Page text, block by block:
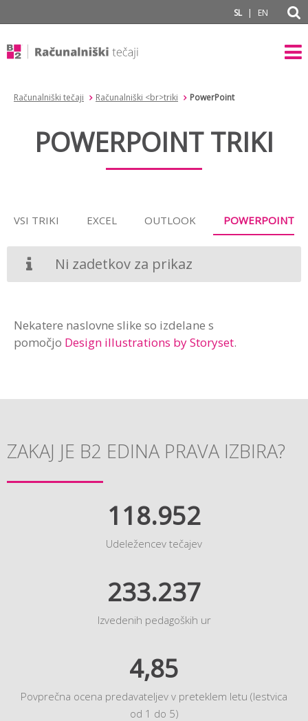
SL | EN
Računalniški tečaji Računalniški <br>triki PowerPoint
POWERPOINT TRIKI
VSI TRIKI EXCEL OUTLOOK POWERPOINT
Ni zadetkov za prikaz
Nekatere naslovne slike so izdelane s
pomočjo Design illustrations by Storyset.
ZAKAJ JE B2 EDINA PRAVA IZBIRA?
118.952
Udeležencev tečajev
233.237
Izvedenih pedagoških ur
4,85
Povprečna ocena predavateljev v preteklem letu (lestvica
od 1 do 5)